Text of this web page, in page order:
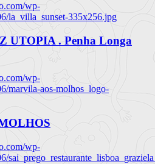
wp-
la_villa_sunset-335x256.jpg
UTOPIA . Penha Longa
wp-
marvila-aos-molhos_logo-
wp-